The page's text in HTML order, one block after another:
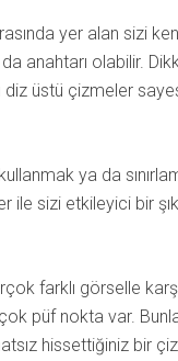
yer alan sizi
da anahtarı olabilir.
diz üstü çizmeler
ya da
sizi etkileyici bir
farklı görselle
püf nokta var.
hissettiğiniz bir